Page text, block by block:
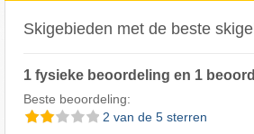
Skigebieden met de beste
1 fysieke beoordeling en 1
Beste beoordeling:
2 van de 5 sterren